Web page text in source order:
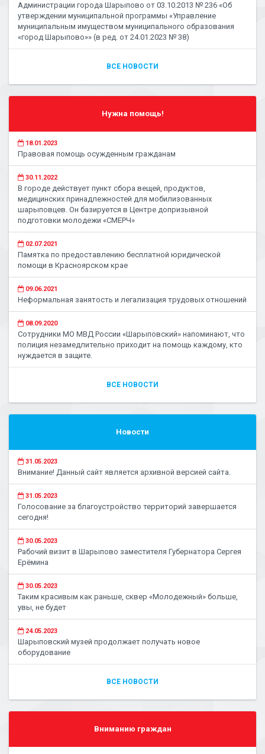
Администрации города Шарыпово от 03.10.2013 № 236 «Об
утверждении муниципальной программы «Управление
муниципальным имуществом муниципального образования
«город Шарыпово»» (в ред. от 24.01.2023 № 38)
ВСЕ НОВОСТИ
Нужна помощь!
18.01.2023
Правовая помощь осужденным гражданам
30.11.2022
В городе действует пункт сбора вещей, продуктов,
медицинских принадлежностей для мобилизованных
шарыповцев. Он базируется в Центре допризывной
подготовки молодежи «СМЕРЧ»
02.07.2021
Памятка по предоставлению бесплатной юридической
помощи в Красноярском крае
09.06.2021
Неформальная занятость и легализация трудовых отношений
08.09.2020
Сотрудники МО МВД России «Шарыповский» напоминают, что
полиция незамедлительно приходит на помощь каждому, кто
нуждается в защите.
ВСЕ НОВОСТИ
Новости
31.05.2023
Внимание! Данный сайт является архивной версией сайта.
31.05.2023
Голосование за благоустройство территорий завершается
сегодня!
30.05.2023
Рабочий визит в Шарыпово заместителя Губернатора Сергея
Ерёмина
30.05.2023
Таким красивым как раньше, сквер «Молодежный» больше,
увы, не будет
24.05.2023
Шарыповский музей продолжает получать новое
оборудование
ВСЕ НОВОСТИ
Вниманию граждан